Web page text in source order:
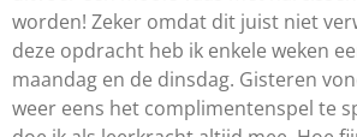
worden! Zeker omdat dit juist niet
deze opdracht heb ik enkele weken
maandag en de dinsdag. Gisteren
weer eens het complimentenspel te